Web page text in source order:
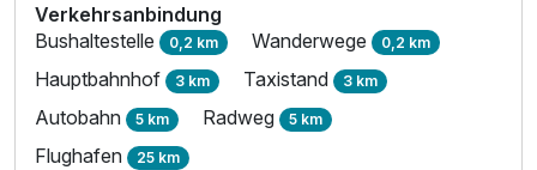
Verkehrsanbindung
Bushaltestelle 0,2 km Wanderwege 0,2 km
Hauptbahnhof 3 km Taxistand 3 km
Autobahn 5 km Radweg 5 km
Flughafen 25 km